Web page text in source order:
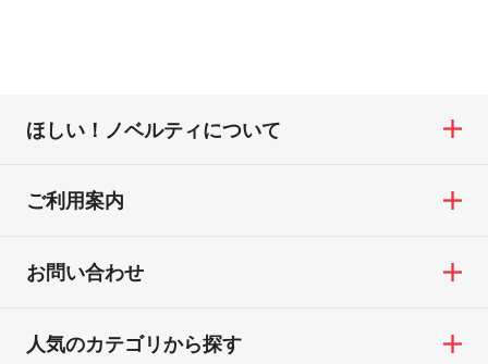
ほしい！ノベルティについて
ご利用案内
お問い合わせ
人気のカテゴリから探す